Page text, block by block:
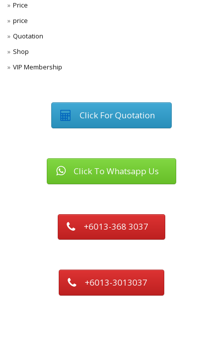
Price
price
Quotation
Shop
VIP Membership
Click For Quotation
Click To Whatsapp Us
+6013-368 3037
+6013-3013037